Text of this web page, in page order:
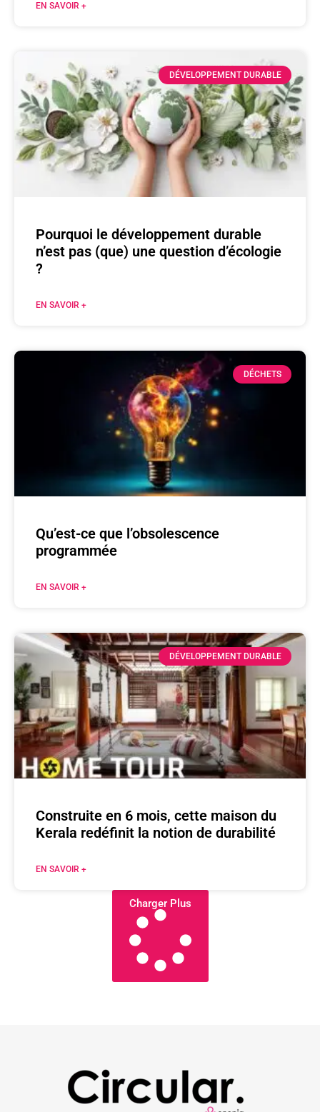
EN SAVOIR +
DÉVELOPPEMENT DURABLE
Pourquoi le développement durable
n’est pas (que) une question d’écologie
?
EN SAVOIR +
DÉCHETS
Qu’est-ce que l’obsolescence
programmée
EN SAVOIR +
DÉVELOPPEMENT DURABLE
Construite en 6 mois, cette maison du
Kerala redéfinit la notion de durabilité
EN SAVOIR +
Charger Plus